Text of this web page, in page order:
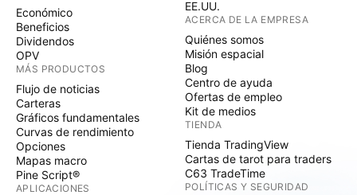
Económico
Beneficios
Dividendos
OPV
MÁS PRODUCTOS
Flujo de noticias
Carteras
Gráficos fundamentales
Curvas de rendimiento
Opciones
Mapas macro
Pine Script®
APLICACIONES
EE.UU.
ACERCA DE LA EMPRESA
Quiénes somos
Misión espacial
Blog
Centro de ayuda
Ofertas de empleo
Kit de medios
TIENDA
Tienda TradingView
Cartas de tarot para traders
C63 TradeTime
POLÍTICAS Y SEGURIDAD